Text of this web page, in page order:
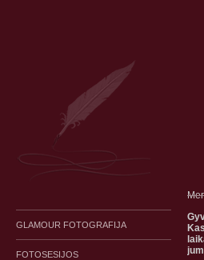
GLAMOUR FOTOGRAFIJA
FOTOSESIJOS